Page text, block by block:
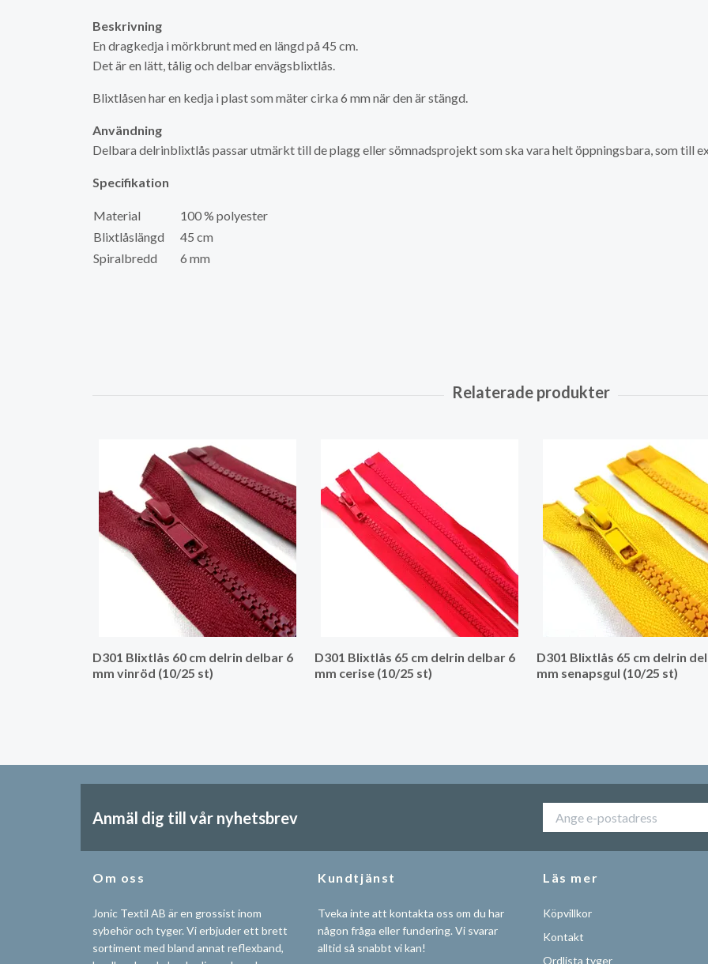
Beskrivning
En dragkedja i mörkbrunt med en längd på 45 cm.
Det är en lätt, tålig och delbar envägsblixtlås.
Blixtlåsen har en kedja i plast som mäter cirka 6 mm när den är stängd.
Användning
Delbara delrinblixtlås passar utmärkt till de plagg eller sömnadsprojekt som ska vara helt öppningsbara, som till
Specifikation
Material
100 % polyester
Blixtlåslängd
45 cm
Spiralbredd
6 mm
D301 Blixtlås 60 cm delrin delbar 6
mm vinröd (10/25 st)
D301 Blixtlås 65 cm delrin delbar 6
mm cerise (10/25 st)
D301 Blixtlås 65 cm delrin
mm senapsgul (10/25 st)
Anmäl dig till vår nyhetsbrev
Om oss
Jonic Textil AB är en grossist inom
sybehör och tyger. Vi erbjuder ett brett
sortiment med bland annat reflexband,
Kundtjänst
Tveka inte att kontakta oss om du har
någon fråga eller fundering. Vi svarar
alltid så snabbt vi kan!
Läs mer
Köpvillkor
Kontakt
Ordlista tyger